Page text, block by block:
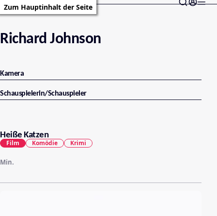
Zum Hauptinhalt der Seite
Richard Johnson
Kamera
Schauspielerin/Schauspieler
Heiße Katzen
Min.
Film Komödie Krimi